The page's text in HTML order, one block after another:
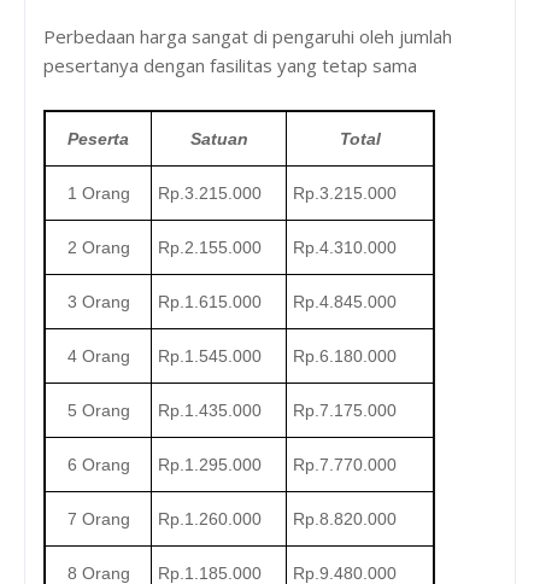
Perbedaan harga sangat di pengaruhi oleh jumlah
pesertanya dengan fasilitas yang tetap sama
Peserta Satuan Total
1 Orang Rp.3.215.000 Rp.3.215.000
2 Orang Rp.2.155.000 Rp.4.310.000
3 Orang Rp.1.615.000 Rp.4.845.000
4 Orang Rp.1.545.000 Rp.6.180.000
5 Orang Rp.1.435.000 Rp.7.175.000
6 Orang Rp.1.295.000 Rp.7.770.000
7 Orang Rp.1.260.000 Rp.8.820.000
8 Orang Rp.1.185.000 Rp.9.480.000